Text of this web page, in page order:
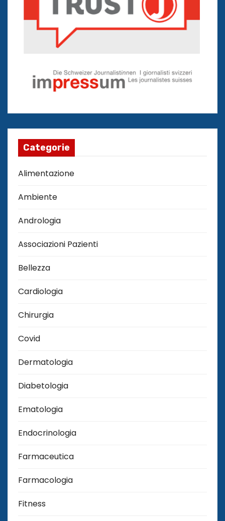
Categorie
Alimentazione
Ambiente
Andrologia
Associazioni Pazienti
Bellezza
Cardiologia
Chirurgia
Covid
Dermatologia
Diabetologia
Ematologia
Endocrinologia
Farmaceutica
Farmacologia
Fitness